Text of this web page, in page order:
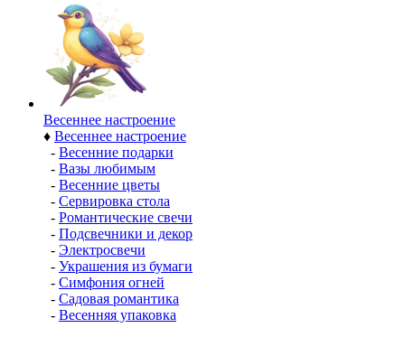
Весеннее настроение
♦ Весеннее настроение
- Весенние подарки
- Вазы любимым
- Весенние цветы
- Сервировка стола
- Романтические свечи
- Подсвечники и декор
- Электросвечи
- Украшения из бумаги
- Симфония огней
- Садовая романтика
- Весенняя упаковка